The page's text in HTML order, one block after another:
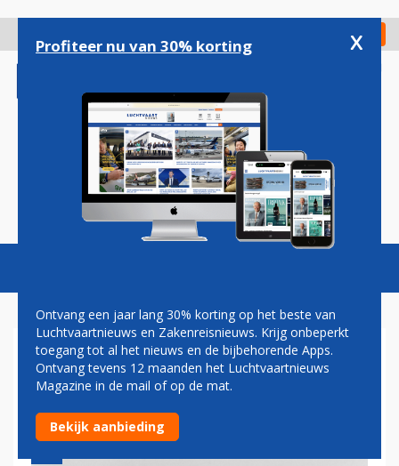
gaan
Check in
Magazine Podcasts Vacatures
HISTORISCHE CONVAIR
LANDT 23 JULI IN LELYSTAD
Profiteer nu van 30% korting x
Ontvang een jaar lang 30% korting op het beste van
Luchtvaartnieuws en Zakenreisnieuws. Krijg onbeperkt
toegang tot al het nieuws en de bijbehorende Apps.
Ontvang tevens 12 maanden het Luchtvaartnieuws
Magazine in de mail of op de mat.
Bekijk aanbieding